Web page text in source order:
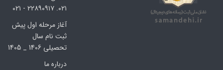
۰۲۱. ۲۲۸۹۰۹۱۷ - ۰۲۱
آغاز مرحله اول پیش
ثبت نام سال
تحصیلی 1406 _ 1405
درباره ما